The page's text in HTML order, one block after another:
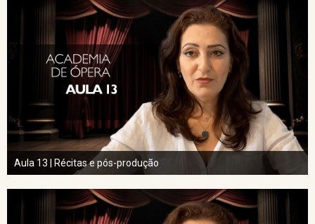
Aula 13 | Récitas e pós-produção